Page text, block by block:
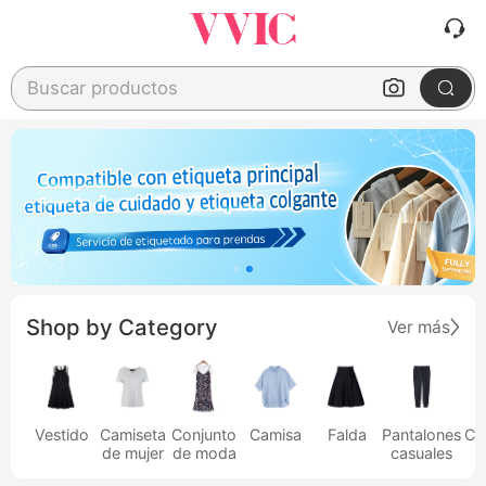
Buscar productos
Shop by Category Ver más
Vestido
Camiseta
de mujer
Conjunto
de moda
Camisa Falda
Pantalones
casuales